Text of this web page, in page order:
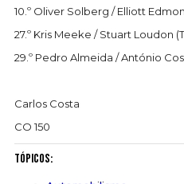
10.º Oliver Solberg / Elliott
27.º Kris Meeke / Stuart Loudon
29.º Pedro Almeida / António
Carlos Costa
CO 150
Tópicos: